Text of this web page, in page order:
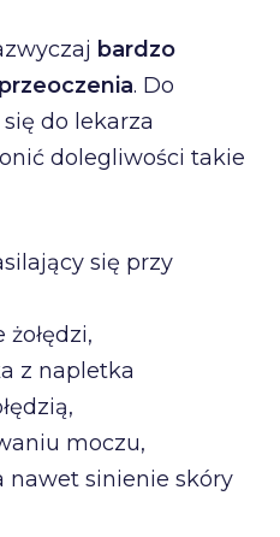
bardzo
. Do
do lekarza
dolegliwości takie
się przy
z napletka
moczu,
nawet sinienie skóry